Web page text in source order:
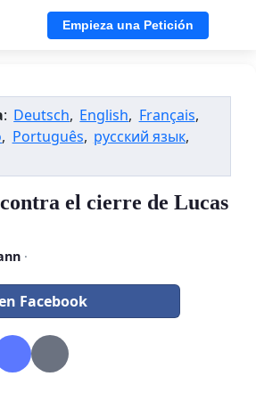
Empieza una Petición
: Deutsch, English, Français,
, Português, русский язык,
el cierre de Lucas
·
Facebook